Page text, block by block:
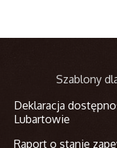
Szablony
Deklaracja
Lubartowie
Raport o stanie